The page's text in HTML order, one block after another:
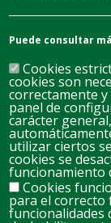
D L
26
2
Puede consultar
Cookies
cookies son
correctamente
panel de
carácter
utilizar ciertos
cookies se
funcionamiento
Cookies
para el correcto
funcionalidades